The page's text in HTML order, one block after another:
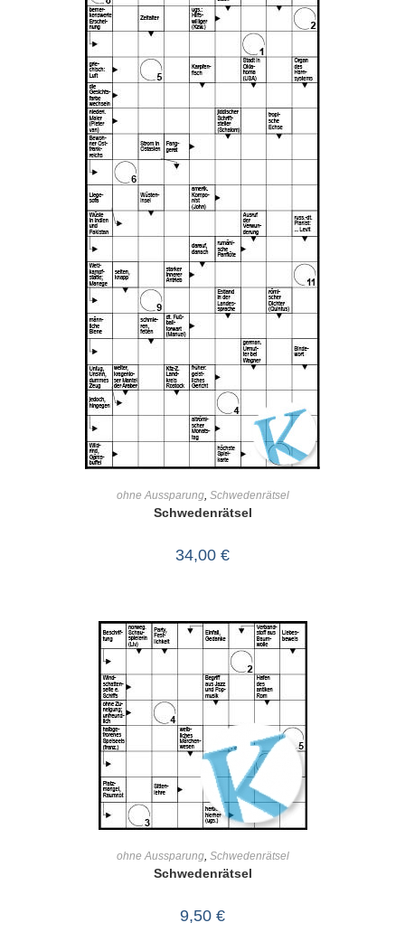
ohne Aussparung, Schwedenrätsel
Schwedenrätsel
34,00 €
ohne Aussparung, Schwedenrätsel
Schwedenrätsel
9,50 €